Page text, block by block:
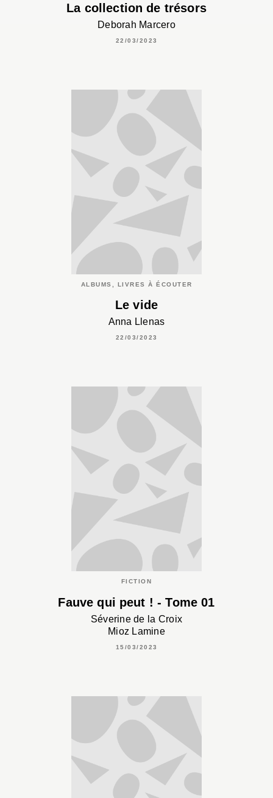
La collection de trésors
Deborah Marcero
22/03/2023
ALBUMS, LIVRES À ÉCOUTER
Le vide
Anna Llenas
22/03/2023
FICTION
Fauve qui peut ! - Tome 01
Séverine de la Croix
Mioz Lamine
15/03/2023